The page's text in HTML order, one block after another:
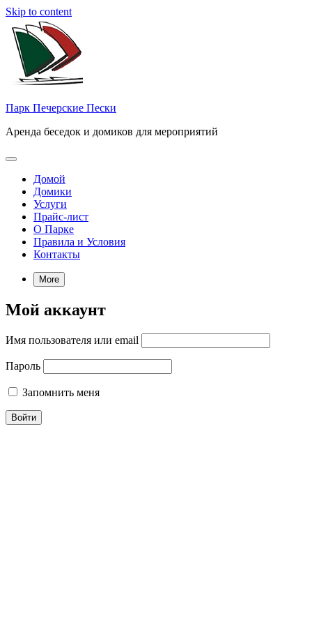
Skip to content
Парк Печерские Пески
Аренда беседок и домиков для мероприятий
Домой
Домики
Услуги
Прайс-лист
О Парке
Правила и Условия
Контакты
More
Мой аккаунт
Имя пользователя или email
Пароль
Запомнить меня